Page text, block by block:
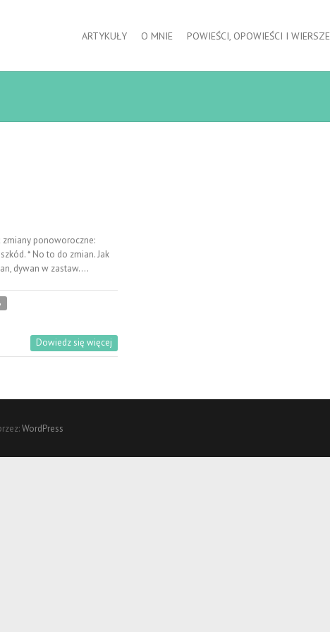
ARTYKUŁY O MNIE POWIEŚCI, OPOWIEŚCI I WIERSZE
ponoworoczne:
* No to do zmian. Jak
dywan w zastaw.…
Dowiedz się więcej
WordPress